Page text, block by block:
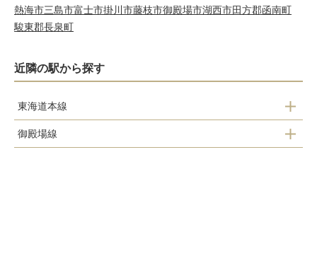
熱海市三島市富士市掛川市藤枝市御殿場市湖西市田方郡函南町
駿東郡長泉町
近隣の駅から探す
東海道本線
沼津駅
御殿場線